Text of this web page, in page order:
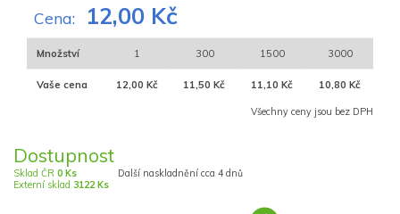
Cena: 12,00 Kč
Množství 1 300 1500 3000
Vaše cena 12,00 Kč 11,50 Kč 11,10 Kč 10,80 Kč
Všechny ceny jsou bez DPH
Dostupnost
Sklad ČR 0 Ks
Externí sklad 3122 Ks
Další naskladnění cca 4 dnů